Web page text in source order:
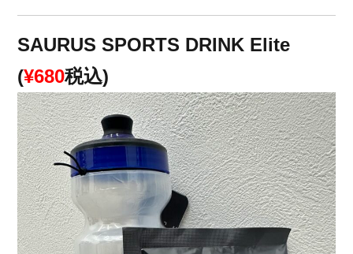
SAURUS SPORTS DRINK Elite
(¥680税込)